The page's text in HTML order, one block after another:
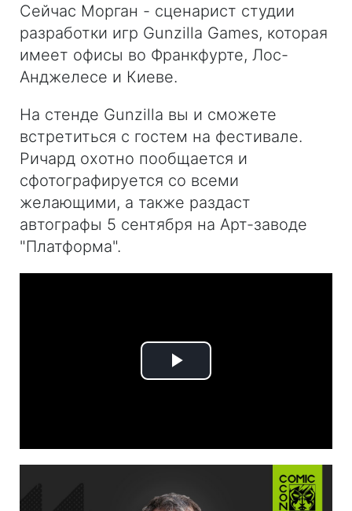
Сейчас Морган - сценарист студии
разработки игр Gunzilla Games, которая
имеет офисы во Франкфурте, Лос-
Анджелесе и Киеве.
На стенде Gunzilla вы и сможете
встретиться с гостем на фестивале.
Ричард охотно пообщается и
сфотографируется со всеми
желающими, а также раздаст
автографы 5 сентября на Арт-заводе
"Платформа".
Play